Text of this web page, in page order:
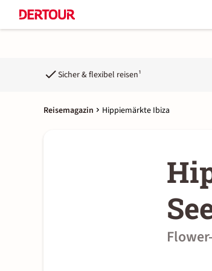
Sicher & flexibel reisen¹
Reisemagazin Hippiemärkte Ibiza